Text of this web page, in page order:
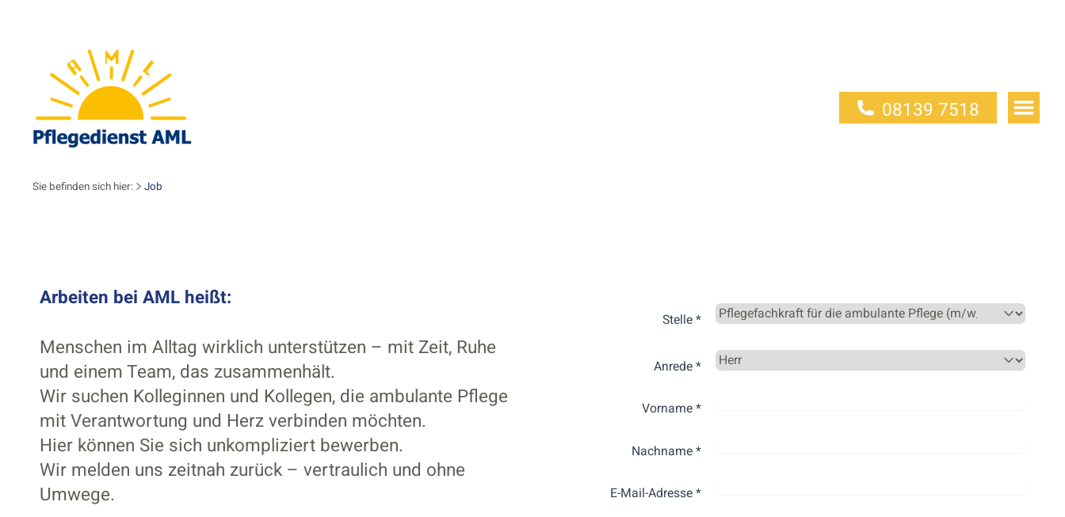
08139 7518
Sie befinden sich hier: Job
Arbeiten bei AML heißt:
Menschen im Alltag wirklich unterstützen – mit Zeit, Ruhe
und einem Team, das zusammenhält.
Wir suchen Kolleginnen und Kollegen, die ambulante Pflege
mit Verantwortung und Herz verbinden möchten.
Hier können Sie sich unkompliziert bewerben.
Wir melden uns zeitnah zurück – vertraulich und ohne
Umwege.
Stelle *
Anrede *
Vorname *
Nachname *
E-Mail-Adresse *